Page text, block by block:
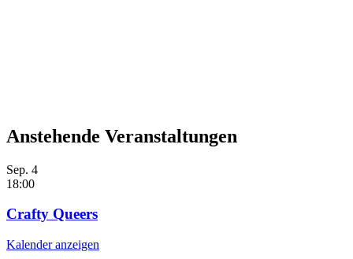
Anstehende Veranstaltungen
Sep. 4
18:00
Crafty Queers
Kalender anzeigen